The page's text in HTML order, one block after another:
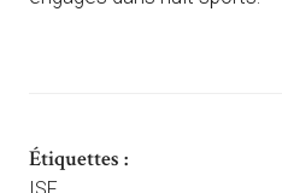
Étiquettes :
ISF